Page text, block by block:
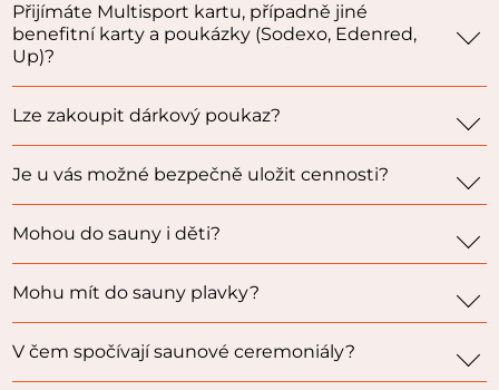
Přijímáte Multisport kartu, případně jiné
benefitní karty a poukázky (Sodexo, Edenred,
Up)?
Lze zakoupit dárkový poukaz?
Je u vás možné bezpečně uložit cennosti?
Mohou do sauny i děti?
Mohu mít do sauny plavky?
V čem spočívají saunové ceremoniály?